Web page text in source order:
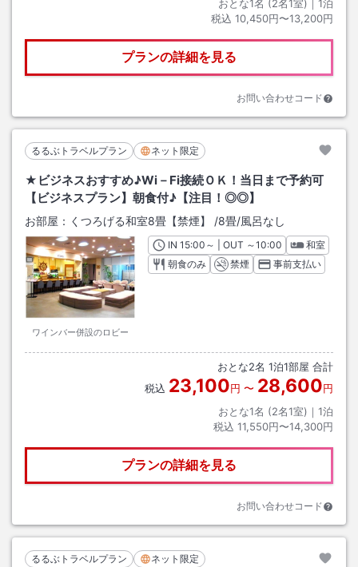
おとな1名 (2名1室)｜ 1泊
税込 10,450円〜13,200円
プランの詳細を見る
お問い合わせコード
るるぶトラベルプラン ネット限定
★ビジネスおすすめ♪Wi－Fi接続ＯＫ！当日まで予約可
【ビジネスプラン】朝食付♪【注目！◎◎】
お部屋： くつろげる和室8畳【禁煙】 /8畳/風呂なし
ワインバー併設のロビー
INチェックイン
15:00 ～ | OUT チェックアウト
～10:00
和室
朝食のみ
禁煙 事前支払い
おとな2名 1泊1部屋 合計
税込 23,100円 〜 28,600円
おとな1名 (2名1室)｜ 1泊
税込 11,550円〜14,300円
プランの詳細を見る
お問い合わせコード
るるぶトラベルプラン ネット限定